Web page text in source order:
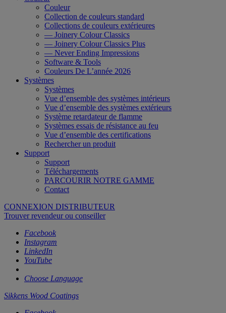
Couleur
Collection de couleurs standard
Collections de couleurs extérieures
— Joinery Colour Classics
— Joinery Colour Classics Plus
— Never Ending Impressions
Software & Tools
Couleurs De L’année 2026
Systèmes
Systèmes
Vue d’ensemble des systèmes intérieurs
Vue d’ensemble des systèmes extérieurs
Système retardateur de flamme
Systèmes essais de résistance au feu
Vue d’ensemble des certifications
Rechercher un produit
Support
Support
Téléchargements
PARCOURIR NOTRE GAMME
Contact
CONNEXION DISTRIBUTEUR
Trouver revendeur ou conseiller
Facebook
Instagram
LinkedIn
YouTube
Choose Language
Sikkens Wood Coatings